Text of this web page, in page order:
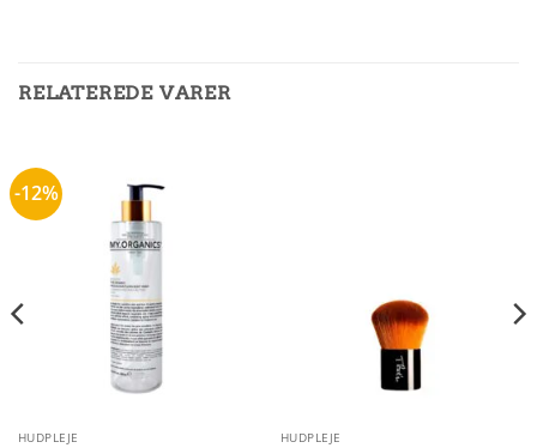
RELATEREDE VARER
-12%
HUDPLEJE HUDPLEJE